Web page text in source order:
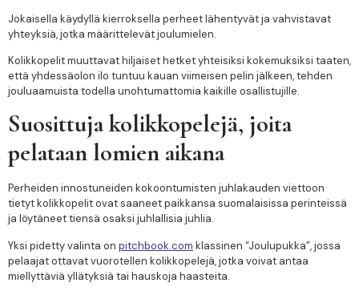
Jokaisella käydyllä kierroksella perheet lähentyvät ja vahvistavat
yhteyksiä, jotka määrittelevät joulumielen.
Kolikkopelit muuttavat hiljaiset hetket yhteisiksi kokemuksiksi taaten,
että yhdessäolon ilo tuntuu kauan viimeisen pelin jälkeen, tehden
jouluaamuista todella unohtumattomia kaikille osallistujille.
Suosittuja kolikkopelejä, joita
pelataan lomien aikana
Perheiden innostuneiden kokoontumisten juhlakauden viettoon
tietyt kolikkopelit ovat saaneet paikkansa suomalaisissa perinteissä
ja löytäneet tiensä osaksi juhlallisia juhlia.
Yksi pidetty valinta on pitchbook.com klassinen “Joulupukka”, jossa
pelaajat ottavat vuorotellen kolikkopelejä, jotka voivat antaa
miellyttäviä yllätyksiä tai hauskoja haasteita.